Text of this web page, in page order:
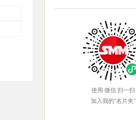
使用 微信 扫一扫
加入我的“名片夹”